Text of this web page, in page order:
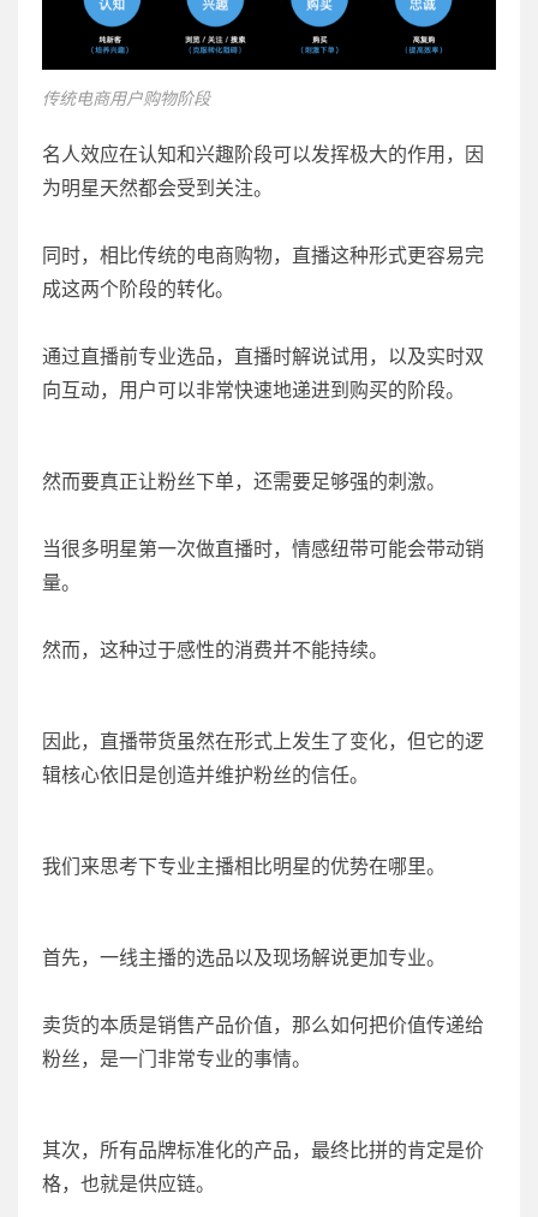
传统电商用户购物阶段
名人效应在认知和兴趣阶段可以发挥极大的作用，因
为明星天然都会受到关注。
同时，相比传统的电商购物，直播这种形式更容易完
成这两个阶段的转化。
通过直播前专业选品，直播时解说试用，以及实时双
向互动，用户可以非常快速地递进到购买的阶段。
然而要真正让粉丝下单，还需要足够强的刺激。
当很多明星第一次做直播时，情感纽带可能会带动销
量。
然而，这种过于感性的消费并不能持续。
因此，直播带货虽然在形式上发生了变化，但它的逻
辑核心依旧是创造并维护粉丝的信任。
我们来思考下专业主播相比明星的优势在哪里。
首先，一线主播的选品以及现场解说更加专业。
卖货的本质是销售产品价值，那么如何把价值传递给
粉丝，是一门非常专业的事情。
其次，所有品牌标准化的产品，最终比拼的肯定是价
格，也就是供应链。